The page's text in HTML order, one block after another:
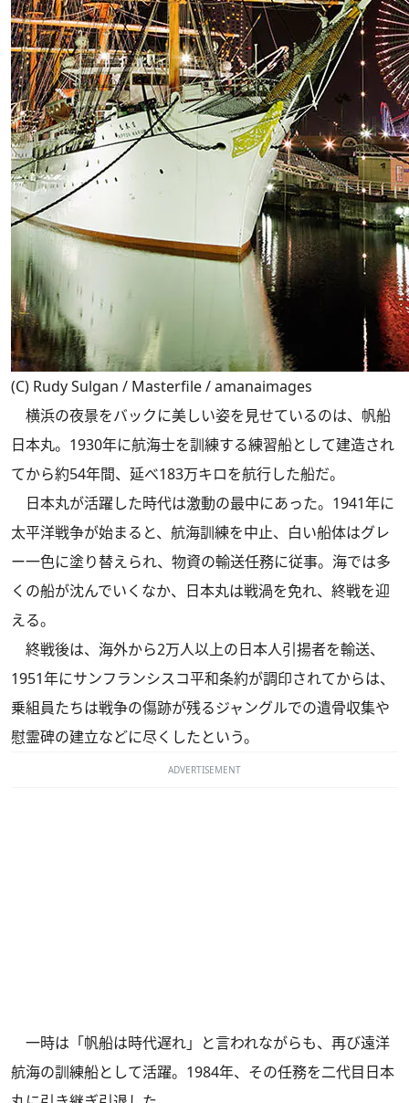
(C) Rudy Sulgan / Masterfile / amanaimages
横浜の夜景をバックに美しい姿を見せているのは、帆船
日本丸。1930年に航海士を訓練する練習船として建造され
てから約54年間、延べ183万キロを航行した船だ。
日本丸が活躍した時代は激動の最中にあった。1941年に
太平洋戦争が始まると、航海訓練を中止、白い船体はグレ
ー一色に塗り替えられ、物資の輸送任務に従事。海では多
くの船が沈んでいくなか、日本丸は戦渦を免れ、終戦を迎
える。
終戦後は、海外から2万人以上の日本人引揚者を輸送、
1951年にサンフランシスコ平和条約が調印されてからは、
乗組員たちは戦争の傷跡が残るジャングルでの遺骨収集や
慰霊碑の建立などに尽くしたという。
ADVERTISEMENT
一時は「帆船は時代遅れ」と言われながらも、再び遠洋
航海の訓練船として活躍。1984年、その任務を二代目日本